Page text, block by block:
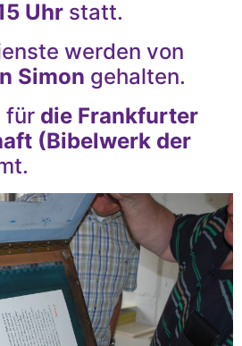
Uhr statt.
werden von
Simon gehalten.
für die Frankfurter
(Bibelwerk der